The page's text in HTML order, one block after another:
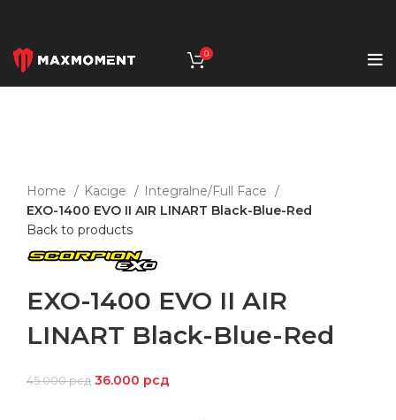
0
Home Kacige
Integralne/Full Face
EXO-1400 EVO II AIR LINART Black-Blue-Red
Back to products
EXO-1400 EVO II AIR
LINART Black-Blue-Red
45.000рсд 36.000 рсд